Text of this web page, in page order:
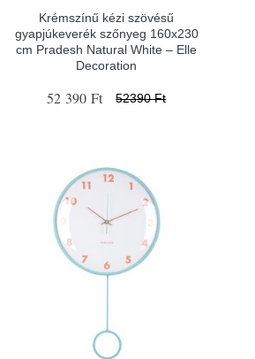
Krémszínű kézi szövésű
gyapjúkeverék szőnyeg 160x230
cm Pradesh Natural White – Elle
Decoration
52 390 Ft 52390 Ft